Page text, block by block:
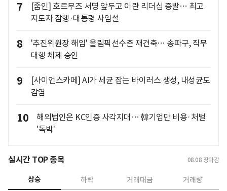
7
[줌인] 호르무즈 서명 앞두고 이란 리더십 증발… 최고
지도자 잠행·대통령 사임설
8
'추진위원장 해임' 올림픽선수촌 재건축… 송파구, 직무
대행 체제 승인
9
[사이언스카페] AI가 세균 잡는 바이러스 생성, 내성균도
감염
10
해외법인은 KC인증 사각지대… 韓기업만 비용·처벌
'독박'
실시간 TOP 종목 08.08 장마감
상승 하락 거래대금 거래량